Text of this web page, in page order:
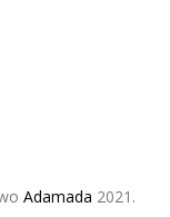
Adamada 2021.